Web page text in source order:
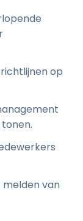
op
melden van